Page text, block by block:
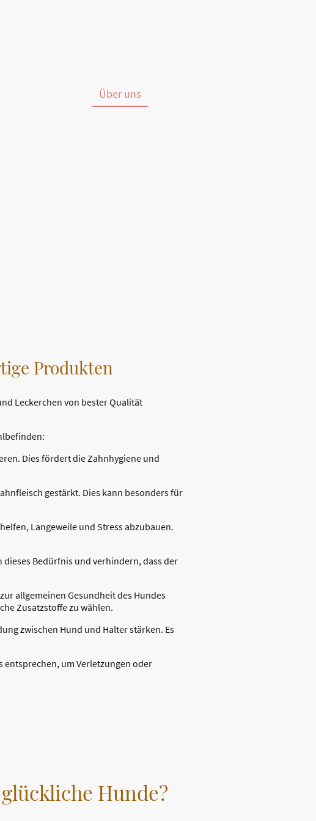
Über uns
Produkten
Leckerchen von bester Qualität
Dies fördert die Zahnhygiene und
gestärkt. Dies kann besonders für
Langeweile und Stress abzubauen.
Bedürfnis und verhindern, dass der
allgemeinen Gesundheit des Hundes
Zusatzstoffe zu wählen.
zwischen Hund und Halter stärken. Es
entsprechen, um Verletzungen oder
Hunde?